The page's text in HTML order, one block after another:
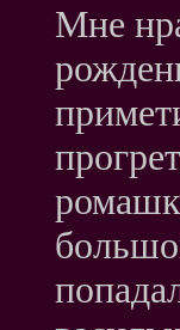
Мне